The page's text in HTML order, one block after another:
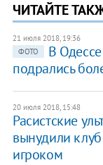
ЧИТАЙТЕ
21 июля 2018, 19:36
ФОТО
В
подрались
20 июля 2018, 15:48
Расистские
вынудили
игроком